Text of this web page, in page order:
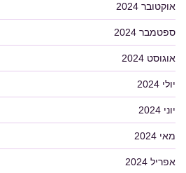
אוקטובר 2024
ספטמבר 2024
אוגוסט 2024
יולי 2024
יוני 2024
מאי 2024
אפריל 2024